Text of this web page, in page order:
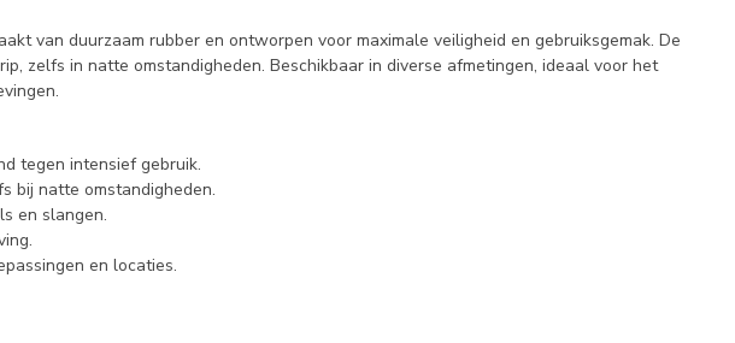
van duurzaam rubber en ontworpen voor maximale veiligheid en gebruiksgemak. De
zelfs in natte omstandigheden. Beschikbaar in diverse afmetingen, ideaal voor het
tegen intensief gebruik.
bij natte omstandigheden.
en slangen.
en locaties.